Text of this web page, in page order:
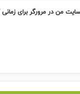
من در مرورگر برای